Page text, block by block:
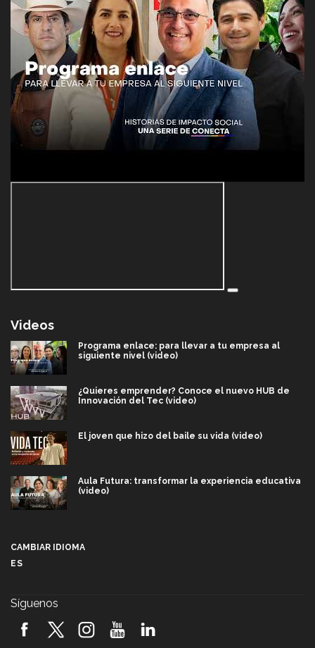
Videos
Programa enlace: para llevar a tu empresa al
siguiente nivel (video)
¿Quieres emprender? Conoce el nuevo HUB de
Innovación del Tec (video)
El joven que hizo del baile su vida (video)
Aula Futura: transformar la experiencia educativa
(video)
2026! (video)
CAMBIAR IDIOMA
ES
Síguenos